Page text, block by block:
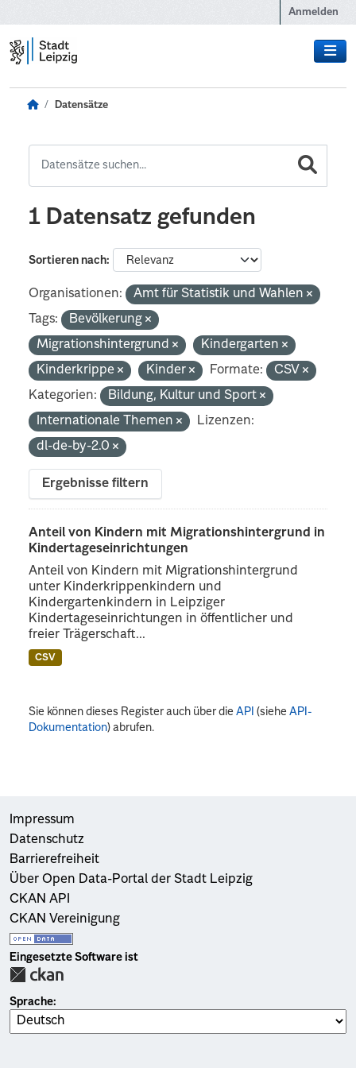
Anmelden
Datensätze
1 Datensatz gefunden
Sortieren nach
Organisationen:
Amt für Statistik und Wahlen
Tags:
Bevölkerung
Migrationshintergrund
Kindergarten
Kinderkrippe
Kinder Formate:
CSV
Kategorien:
Bildung, Kultur und Sport
Internationale Themen
Lizenzen:
dl-de-by-2.0
Ergebnisse filtern
Anteil von Kindern mit Migrationshintergrund in
Kindertageseinrichtungen
Anteil von Kindern mit Migrationshintergrund
unter Kinderkrippenkindern und
Kindergartenkindern in Leipziger
Kindertageseinrichtungen in öffentlicher und
freier Trägerschaft...
CSV
Sie können dieses Register auch über dieAPI (sieheAPI-
Dokumentation) abrufen.
Impressum
Datenschutz
Barrierefreiheit
Über Open Data-Portal der Stadt Leipzig
CKAN API
CKAN Vereinigung
Eingesetzte Software ist
Sprache